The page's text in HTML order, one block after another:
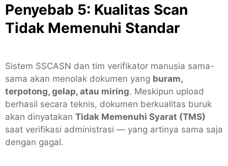
Penyebab 5: Kualitas Scan
Tidak Memenuhi Standar
Sistem SSCASN dan tim verifikator manusia sama-
sama akan menolak dokumen yang buram,
terpotong, gelap, atau miring. Meskipun upload
berhasil secara teknis, dokumen berkualitas buruk
akan dinyatakan Tidak Memenuhi Syarat (TMS)
saat verifikasi administrasi — yang artinya sama saja
dengan gagal.